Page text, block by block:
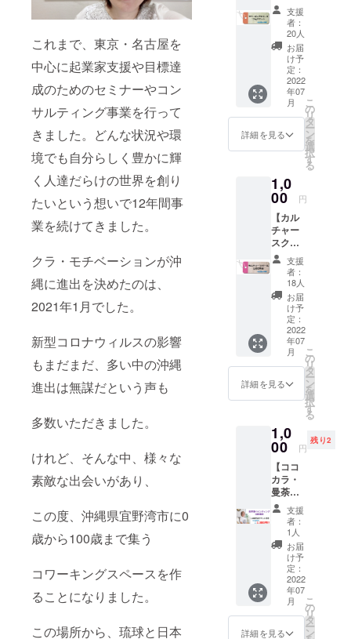
これまで、東京・名古屋を
中心に起業家支援や目標達
成のためのセミナーやコン
サルティング事業を行って
きました。どんな状況や環
境でも自分らしく豊かに輝
く人達だらけの世界を創り
たいという想いで12年間事
業を続けてきました。
クラ・モチベーションが沖
縄に進出を決めたのは、
2021年1月でした。
新型コロナウィルスの影響
もまだまだ、多い中の沖縄
進出は無謀だという声も
多数いただきました。
けれど、そんな中、様々な
素敵な出会いがあり、
この度、沖縄県宜野湾市に0
歳から100歳まで集う
コワーキングスペースを作
ることになりました。
この場所から、琉球と日本
1day利
用チ
ケット1
枚】
1000円
分 7
月1日以
降ご利
用可能
(当面の
間
10：00
の営業
時間で
す）
沖縄or
名古屋
でご利
用いた
だける
コワー
キング
1day利
用チ
ケット1
枚にな
りま
す。
どんな
なぁ？
を体験
てくだ
さい。
※チ
ケット
はデー
タにて
送りま
す。
※ご支援
をいた
だいた
方にお
礼の
メール
支援
者：
20人
お届
け予
定：
2022
年07
月
詳細を見る
こ
の
リ
タ
ー
ン
を
選
択
す
る
1,0
00 円
【カル
チャー
スクー
ル商品
券】
1,000円
分 7月
よりス
タート
するコ
コカ
ラ カ
ル
チャー
スクー
費とし
て使え
ます。
（おつ
りは出
ませ
ん） 沖
縄・名
古屋で
両方利
用可能
です。
差額分
は別途
お支払
いお願
いしま
支援
者：
18人
お届
け予
定：
2022
年07
月
詳細を見る
こ
の
リ
タ
ー
ン
を
選
択
す
る
1,0
00 円
残り2
【ココ
カラ・
曼荼羅
ペイン
ティン
グ初級
講座+チ
ケット
1,000円
分】
ATeCol
or・赤
嶺優子
さんの
支援
者：
1人
お届
け予
定：
2022
年07
月
詳細を見る
こ
の
リ
タ
ー
ン